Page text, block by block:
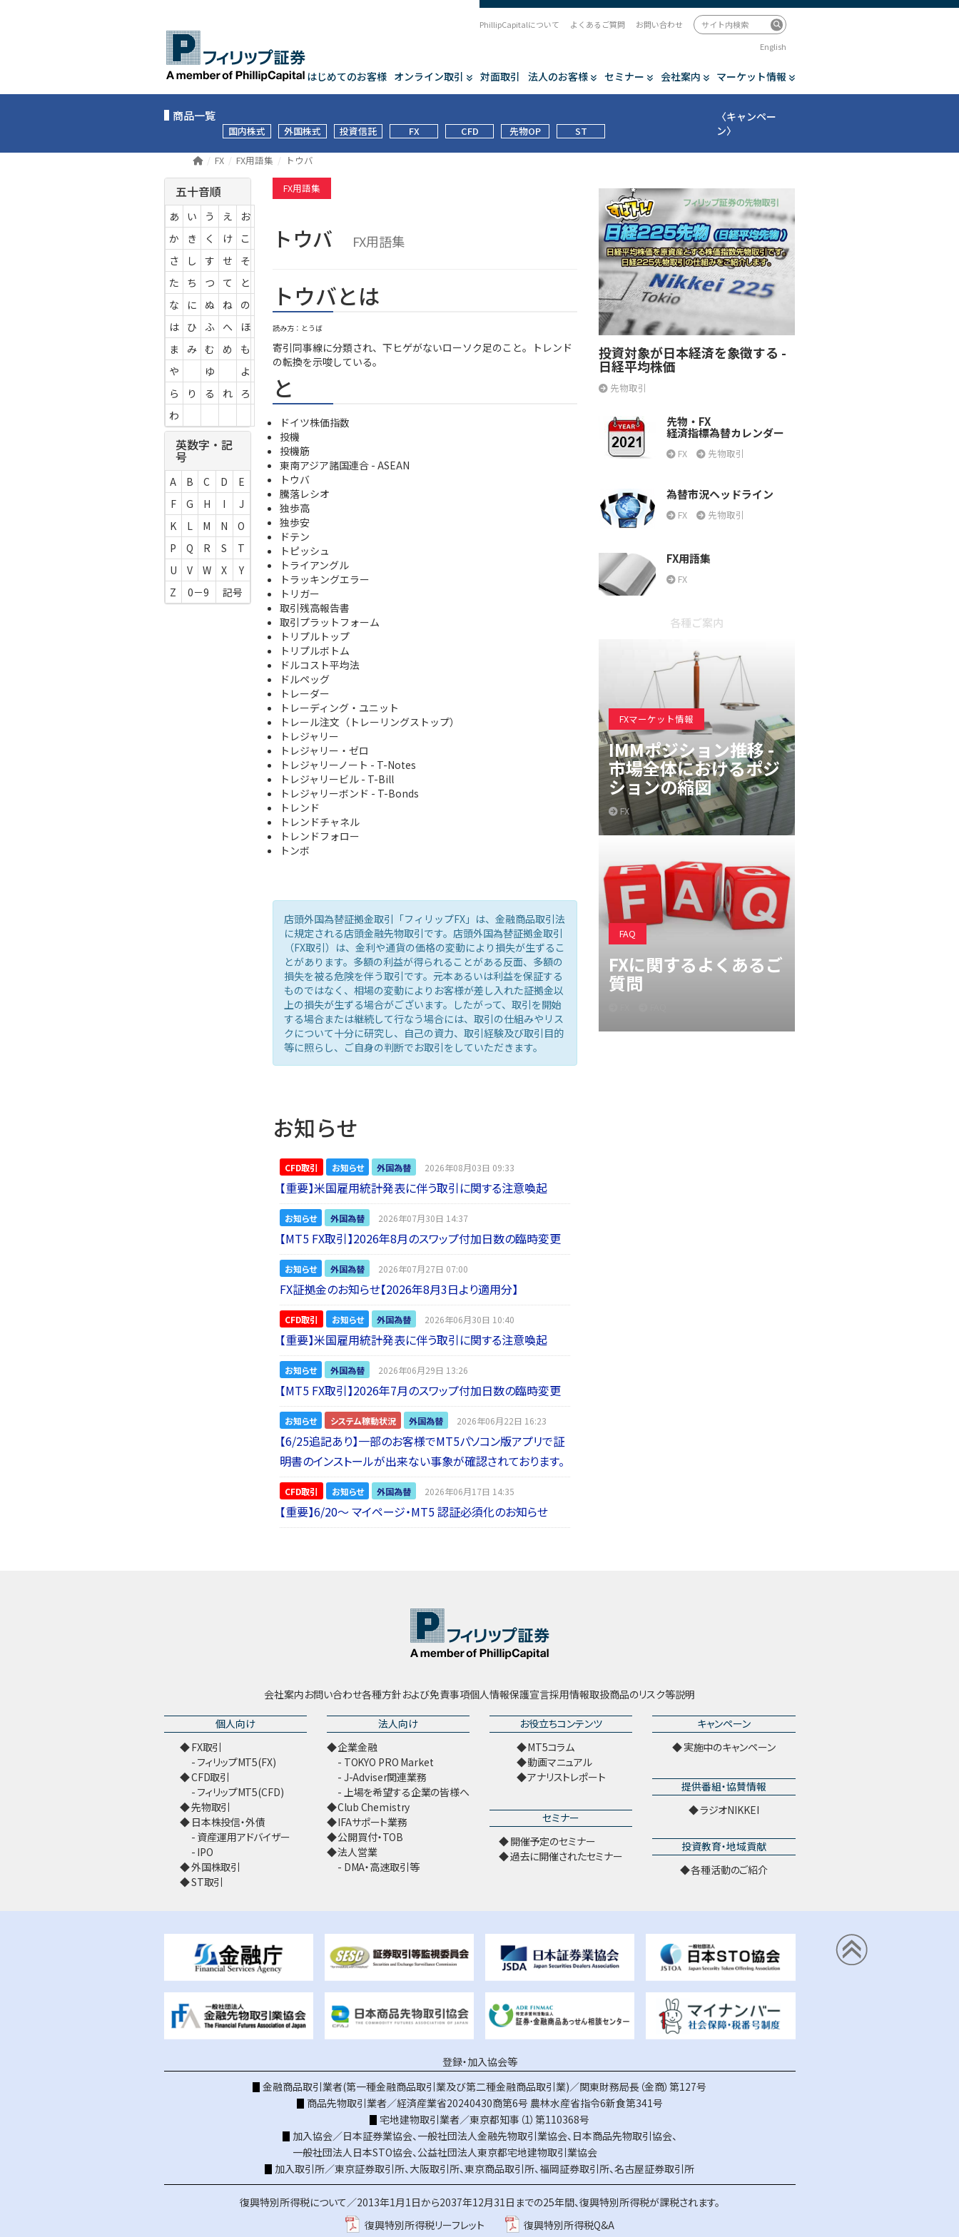
はじめてのお客様 オンライン取引 対面取引 法人のお客様 セミナー 会社案内 マーケット情報
PhillipCapitalについて よくあるご質問
お問い合わせ
English
商品一覧
国内株式 外国株式 投資信託 FX CFD 先物OP ST
〈キャンペー
ン〉
FX FX用語集 トウバ
FX用語集
トウバ FX用語集
トウバとは
読み方：とうば
寄引同事線に分類され、下ヒゲがないローソク足のこと。トレンド
の転換を示唆している。
と
ドイツ株価指数
投機
投機筋
東南アジア諸国連合 - ASEAN
トウバ
騰落レシオ
独歩高
独歩安
ドテン
トピッシュ
トライアングル
トラッキングエラー
トリガー
取引残高報告書
取引プラットフォーム
トリプルトップ
トリプルボトム
ドルコスト平均法
ドルペッグ
トレーダー
トレーディング・ユニット
トレール注文（トレーリングストップ）
トレジャリー
トレジャリー・ゼロ
トレジャリーノート - T-Notes
トレジャリービル - T-Bill
トレジャリーボンド - T-Bonds
トレンド
トレンドチャネル
トレンドフォロー
トンボ
店頭外国為替証拠金取引「フィリップFX」は、金融商品取引法
に規定される店頭金融先物取引です。店頭外国為替証拠金取引
（FX取引）は、金利や通貨の価格の変動により損失が生ずるこ
とがあります。多額の利益が得られることがある反面、多額の
損失を被る危険を伴う取引です。元本あるいは利益を保証する
ものではなく、相場の変動によりお客様が差し入れた証拠金以
上の損失が生ずる場合がございます。したがって、取引を開始
する場合または継続して行なう場合には、取引の仕組みやリス
クについて十分に研究し、自己の資力、取引経験及び取引目的
等に照らし、ご自身の判断でお取引をしていただきます。
お知らせ
CFD取引 お知らせ 外国為替 2026年08月03日 09:33
【重要】米国雇用統計発表に伴う取引に関する注意喚起
お知らせ 外国為替 2026年07月30日 14:37
【MT5 FX取引】2026年8月のスワップ付加日数の臨時変更
お知らせ 外国為替 2026年07月27日 07:00
FX証拠金のお知らせ【2026年8月3日より適用分】
CFD取引 お知らせ 外国為替 2026年06月30日 10:40
【重要】米国雇用統計発表に伴う取引に関する注意喚起
お知らせ 外国為替 2026年06月29日 13:26
【MT5 FX取引】2026年7月のスワップ付加日数の臨時変更
お知らせ システム稼動状況 外国為替 2026年06月22日 16:23
【6/25追記あり】一部のお客様でMT5パソコン版アプリで証
明書のインストールが出来ない事象が確認されております。
CFD取引 お知らせ 外国為替 2026年06月17日 14:35
【重要】6/20～ マイページ・MT5 認証必須化のお知らせ
五十音順
あ い う え
お
か
き く け
こ
さ
し す せ
そ
た
ち つ て
と
な
に ぬ ね
の
は
ひ ふ へ
ほ
ま
み む め
も
や
ゆ
よ
ら
り る れ
ろ
わ
英数字・記
号
A B C D
E
F
G H I
J
K
L M N
O
P
Q R S
T
U
V W X
Y
Z
0－9 記号
投資対象が日本経済を象徴する -
日経平均株価
先物取引
先物・FX
経済指標為替カレンダー
FX 先物取引
為替市況ヘッドライン
FX 先物取引
FX用語集
FX
各種ご案内
FXマーケット情報
IMMポジション推移 -
市場全体におけるポジ
ションの縮図
FX
FAQ
FXに関するよくあるご
質問
会社案内お問い合わせ各種方針および免責事項個人情報保護宣言採用情報取扱商品のリスク等説明
個人向け
FX取引
フィリップMT5(FX)
CFD取引
フィリップMT5(CFD)
先物取引
日本株投信・外債
資産運用アドバイザー
IPO
外国株取引
ST取引
法人向け
企業金融
TOKYO PRO Market
J-Adviser関連業務
上場を希望する企業の皆様へ
Club Chemistry
IFAサポート業務
公開買付・TOB
法人営業
DMA・高速取引等
お役立ちコンテンツ
MT5コラム
動画マニュアル
アナリストレポート
セミナー
開催予定のセミナー
過去に開催されたセミナー
キャンペーン
実施中のキャンペーン
提供番組・協賛情報
ラジオNIKKEI
投資教育・地域貢献
各種活動のご紹介
登録・加入協会等
金融商品取引業者(第一種金融商品取引業及び第二種金融商品取引業)／関東財務局長（金商）第127号
商品先物取引業者／経済産業省20240430商第6号 農林水産省指令6新食第341号
宅地建物取引業者／東京都知事（1）第110368号
加入協会／日本証券業協会、 一般社団法人金融先物取引業協会、 日本商品先物取引協会、
一般社団法人日本STO協会、 公益社団法人東京都宅地建物取引業協会
加入取引所／東京証券取引所、大阪取引所、東京商品取引所、福岡証券取引所、名古屋証券取引所
復興特別所得税について／2013年1月1日から2037年12月31日までの25年間、復興特別所得税が課税されます。
復興特別所得税リーフレット
復興特別所得税Q&A